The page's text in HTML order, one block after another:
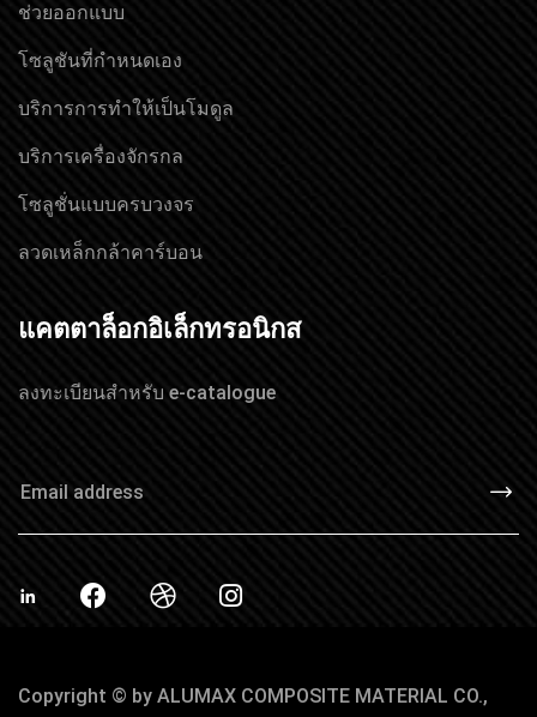
ช่วยออกแบบ
โซลูชันที่กำหนดเอง
บริการการทำให้เป็นโมดูล
บริการเครื่องจักรกล
โซลูชั่นแบบครบวงจร
ลวดเหล็กกล้าคาร์บอน
แคตตาล็อกอิเล็กทรอนิกส
ลงทะเบียนสำหรับ e-catalogue
Copyright © by ALUMAX COMPOSITE MATERIAL CO.,